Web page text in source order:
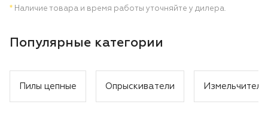
* Наличие товара и время работы уточняйте у дилера.
Популярные категории
Пилы цепные Опрыскиватели Измельчители